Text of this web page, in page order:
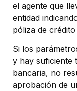
el agente que
entidad
póliza de
Si los
y hay suficiente
bancaria, no
aprobación de